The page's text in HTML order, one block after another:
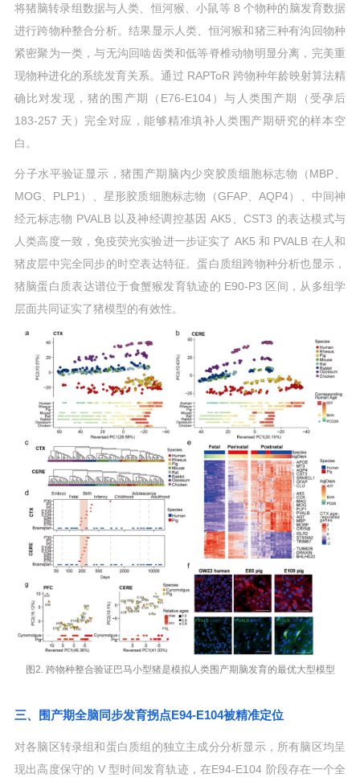
将猪脑转录组数据与人类、恒河猴、小鼠等 8 个物种的脑发育数据
进行跨物种整合分析。结果显示人类、恒河猴和猪三种有沟回物种
紧密聚为一类，与无沟回啮齿类和低等脊椎动物明显分离，完美重
现物种进化的系统发育关系。通过 RAPToR 跨物种年龄映射算法精
确比对发现，猪的围产期（E76-E104）与人类围产期（受孕后
183-257 天）完全对应，能够精准填补人类围产期研究的样本空
白。
分子水平验证显示，猪围产期脑内少突胶质细胞标志物（MBP、
MOG、PLP1）、星形胶质细胞标志物（GFAP、AQP4）、中间神
经元标志物 PVALB 以及神经调控基因 AK5、CST3 的表达模式与
人类高度一致，免疫荧光实验进一步证实了 AK5 和 PVALB 在人和
猪皮层中完全同步的时空表达特征。蛋白质组跨物种分析也显示，
猪脑蛋白质表达谱位于食蟹猴发育轨迹的 E90-P3 区间，从多组学
层面共同证实了猪模型的有效性。
图2. 跨物种整合验证巴马小型猪是模拟人类围产期脑发育的最优大型模型
三、围产期全脑同步发育拐点E94-E104被精准定位
对各脑区转录组和蛋白质组的独立主成分分析显示，所有脑区均呈
现出高度保守的 V 型时间发育轨迹，在E94-E104 阶段存在一个全